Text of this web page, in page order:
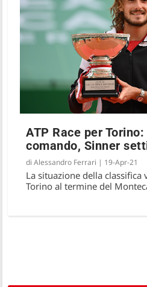
ATP Race per
comando, Sinner
diAlessandro Ferrari | 19-Apr-21
La situazione della classifica
Torino al termine del